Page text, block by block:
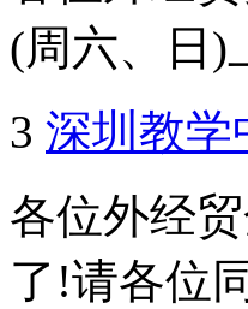
(周六、日)
3 深圳教学
各位外经
了!请各位